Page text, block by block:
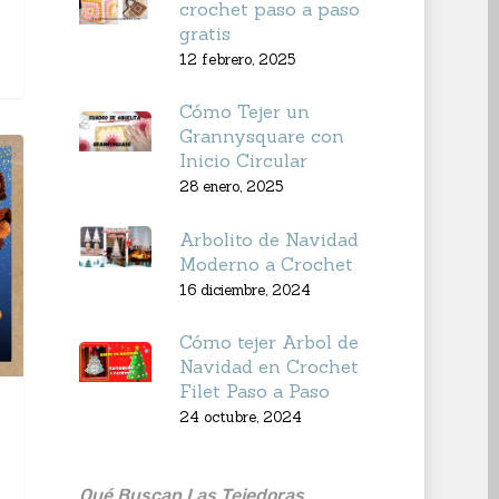
crochet paso a paso
gratis
12 febrero, 2025
Cómo Tejer un
Grannysquare con
Inicio Circular
28 enero, 2025
Arbolito de Navidad
Moderno a Crochet
16 diciembre, 2024
Cómo tejer Arbol de
Navidad en Crochet
Filet Paso a Paso
24 octubre, 2024